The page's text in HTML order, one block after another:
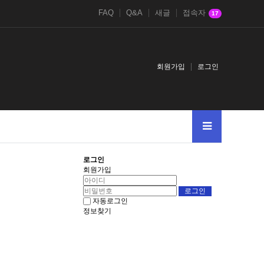
FAQ Q&A 새글 접속자 17
회원가입 로그인
로그인
회원가입
자동로그인
정보찾기